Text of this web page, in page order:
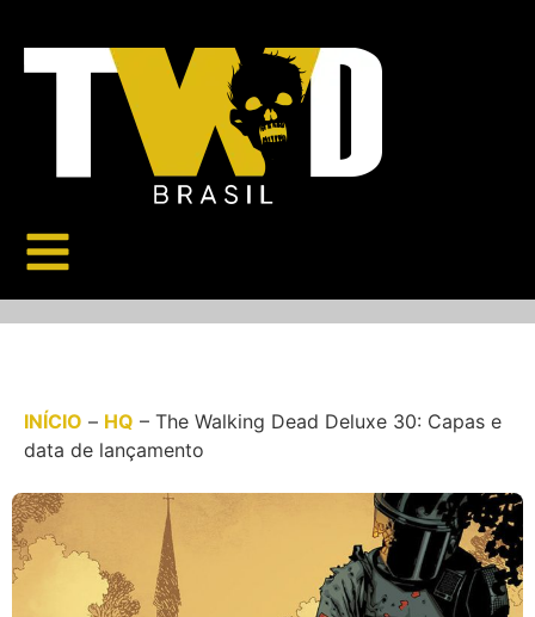
INÍCIO – HQ – The Walking Dead Deluxe 30: Capas e
data de lançamento